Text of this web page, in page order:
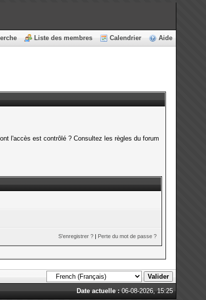
Liste des membres Calendrier Aide
l'accès est contrôlé ? Consultez les règles du forum
S'enregistrer ?| Perte du mot de passe ?
Date actuelle :06-08-2026, 15:25